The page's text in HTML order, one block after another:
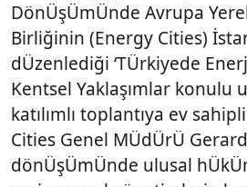
DönÜşÜmÜnde Avrupa
Birliğinin (Energy Cities)
dÜzenlediği ‘TÜrkiyede
Kentsel Yaklaşımlar konulu
katılımlı toplantıya ev
Cities Genel MÜdÜrÜ
dönÜşÜmÜnde ulusal